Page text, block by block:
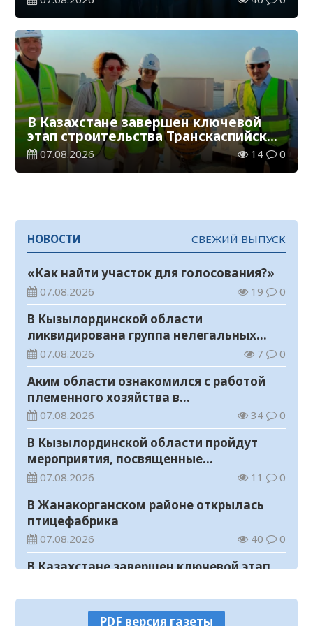
В Казахстане завершен ключевой
этап строительства Транскаспийской
волоконно-оптической линии связи
07.08.2026 14 0
НОВОСТИ СВЕЖИЙ ВЫПУСК
«Как найти участок для голосования?»
07.08.2026 19 0
В Кызылординской области
ликвидирована группа нелегальных
добытчиков золота
07.08.2026 7 0
Аким области ознакомился с работой
племенного хозяйства в
Жанакорганском районе
07.08.2026 34 0
В Кызылординской области пройдут
мероприятия, посвященные
Международному дню молодежи
07.08.2026 11 0
В Жанакорганском районе открылась
птицефабрика
07.08.2026 40 0
В Казахстане завершен ключевой этап
волоконно-оптической линии связи
07.08.2026 14 0
PDF версия газеты